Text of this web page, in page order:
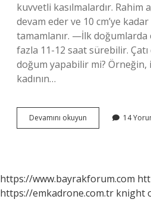
kuvvetli kasılmalardır. Rahim
devam eder ve 10 cm’ye kadar
tamamlanır. —İlk doğumlarda
fazla 11-12 saat sürebilir.
doğum yapabilir mi? Örneğin,
kadının…
Devamını okuyun
Doğumda
14
https://www.bayrakforum.com
https://emkadrone.com.tr knight